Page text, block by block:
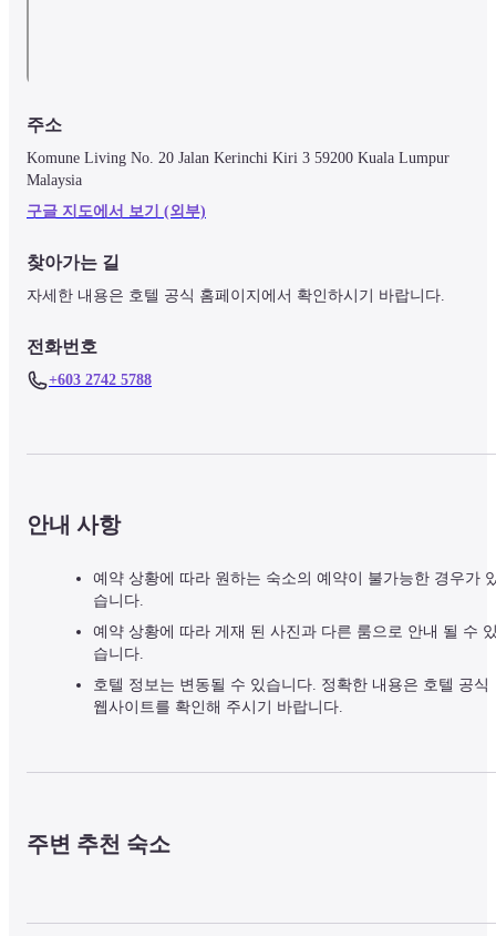
주소
Komune Living No. 20 Jalan Kerinchi Kiri 3 59200 Kuala Lumpur
Malaysia
구글 지도에서 보기 (외부)
찾아가는 길
자세한 내용은 호텔 공식 홈페이지에서 확인하시기 바랍니다.
전화번호
+603 2742 5788
안내 사항
예약 상황에 따라 원하는 숙소의 예약이 불가능한 경우가
습니다.
예약 상황에 따라 게재 된 사진과 다른 룸으로 안내 될 수
습니다.
호텔 정보는 변동될 수 있습니다. 정확한 내용은 호텔 공식
웹사이트를 확인해 주시기 바랍니다.
주변 추천 숙소